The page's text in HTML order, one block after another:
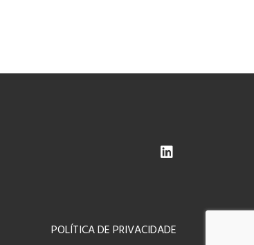
POLÍTICA DE PRIVACIDADE